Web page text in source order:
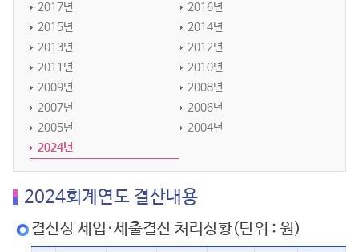
2017년
2016년
2015년
2014년
2013년
2012년
2011년
2010년
2009년
2008년
2007년
2006년
2005년
2004년
2024년
2024회계연도 결산내용
결산상 세입·세출결산 처리상황(단위 : 원)